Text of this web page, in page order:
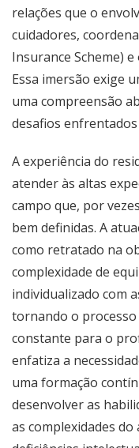
relações que o
cuidadores,
Insurance Scheme)
Essa imersão exige
uma compreensão
desafios
A experiência do
atender às altas
campo que, por
bem definidas. A
como retratado na
complexidade de
individualizado com
tornando o
constante para o
enfatiza a
uma formação
desenvolver as
as complexidades